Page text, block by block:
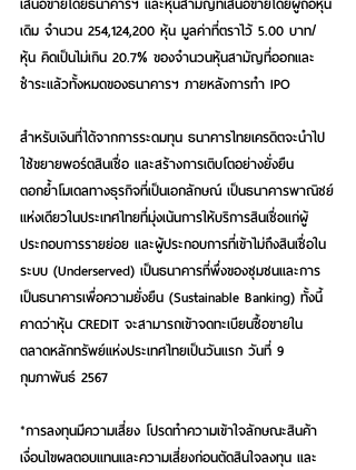
เดิม จำนวน 254,124,200 หุ้น มูลค่าที่ตราไว้ 5.00 บาท/
หุ้น คิดเป็นไม่เกิน 20.7% ของจำนวนหุ้นสามัญที่ออกและ
ชำระแล้วทั้งหมดของธนาคารฯ ภายหลังการทำ IPO
สำหรับเงินที่ได้จากการระดมทุน ธนาคารไทยเครดิตจะนำไป
ใช้ขยายพอร์ตสินเชื่อ และสร้างการเติบโตอย่างยั่งยืน
ตอกย้ำโมเดลทางธุรกิจที่เป็นเอกลักษณ์ เป็นธนาคารพาณิชย์
แห่งเดียวในประเทศไทยที่มุ่งเน้นการให้บริการสินเชื่อแก่ผู้
ประกอบการรายย่อย และผู้ประกอบการที่เข้าไม่ถึงสินเชื่อใน
ระบบ (Underserved) เป็นธนาคารที่พึ่งของชุมชนและการ
เป็นธนาคารเพื่อความยั่งยืน (Sustainable Banking) ทั้งนี้
คาดว่าหุ้น CREDIT จะสามารถเข้าจดทะเบียนซื้อขายใน
ตลาดหลักทรัพย์แห่งประเทศไทยเป็นวันแรก วันที่ 9
กุมภาพันธ์ 2567
*การลงทุนมีความเสี่ยง โปรดทำความเข้าใจลักษณะสินค้า
เงื่อนไขผลตอบแทนและความเสี่ยงก่อนตัดสินใจลงทุน และ